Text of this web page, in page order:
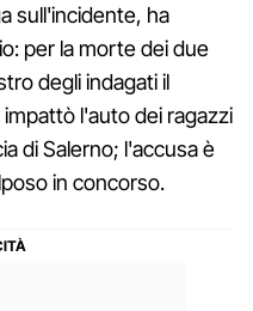
sull'incidente, ha
per la morte dei due
degli indagati il
l'auto dei ragazzi
di Salerno; l'accusa è
in concorso.